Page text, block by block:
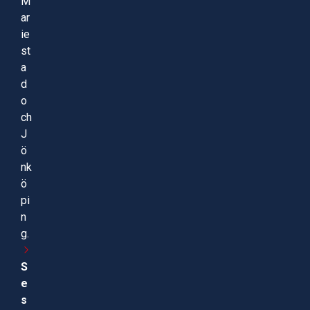
ar
ie
st
a
d
o
ch
J
ö
nk
ö
pi
n
g.
S
e
s